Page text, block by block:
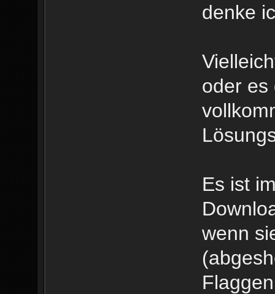
denke
oder es
Es ist
wenn